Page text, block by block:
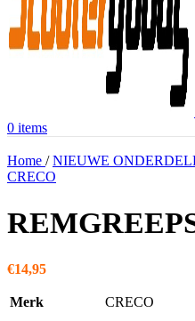
0 items
Home / NIEUWE
CRECO
€14,95
Merk CRECO